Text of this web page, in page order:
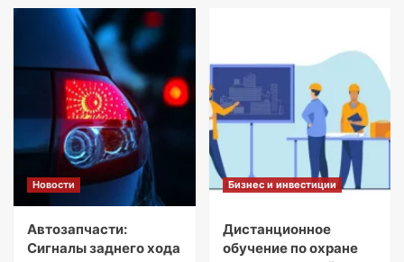
Новости
Автозапчасти:
Сигналы заднего хода
Бизнес и инвестиции
Дистанционное
обучение по охране